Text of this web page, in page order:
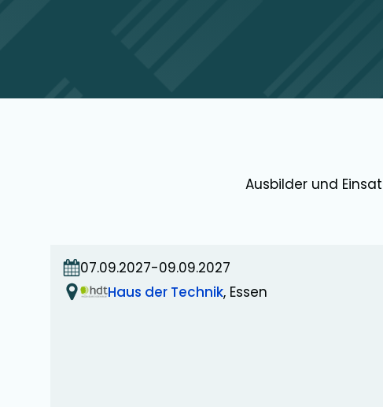
Ausbilder und
07.09.2027-09.09.2027
Haus der Technik, Essen